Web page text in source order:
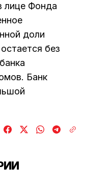
лице Фонда
доли
без
Банк